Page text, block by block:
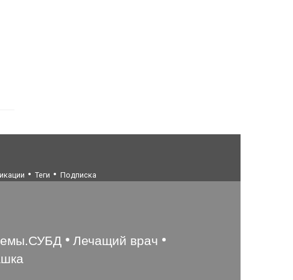
Теги Подписка
Лечащий врач